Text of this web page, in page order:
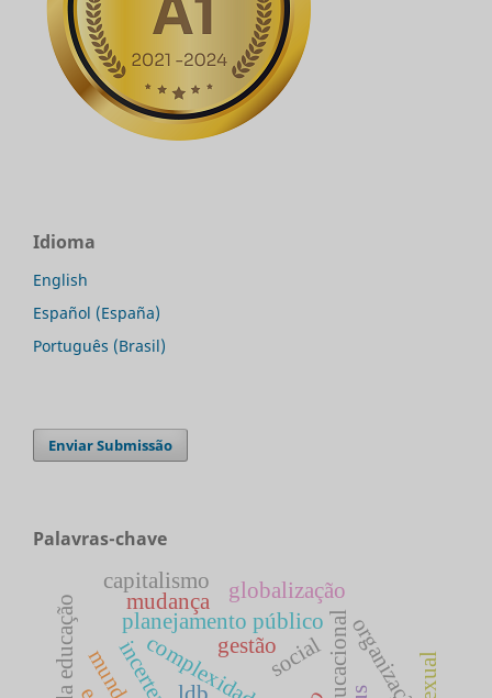
Idioma
English
Español (España)
Português (Brasil)
Enviar Submissão
Palavras-chave
planejamento público
gestão
complexidade
incerteza
mudança
organização
globalização
capitalismo
social